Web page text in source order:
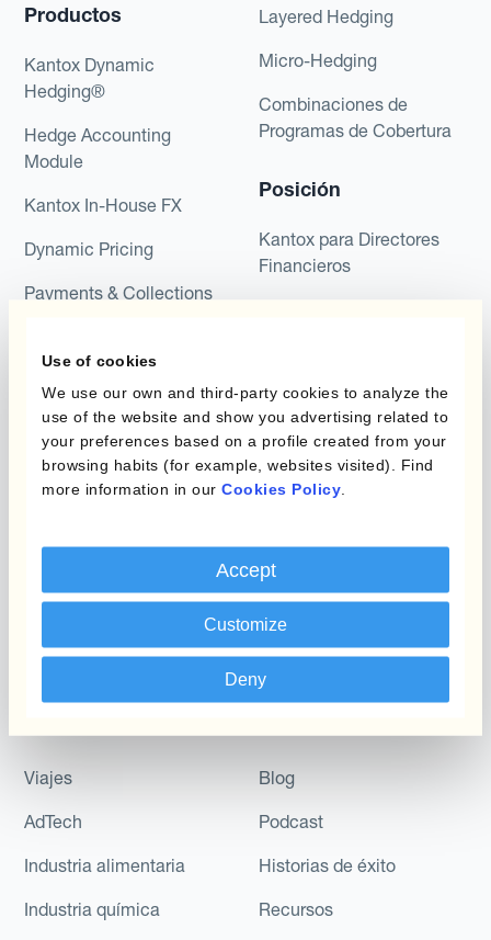
Use of cookies
We use our own and third-party cookies to analyze the
use of the website and show you advertising related to
your preferences based on a profile created from your
browsing habits (for example, websites visited). Find
more information in our Cookies Policy
Accept
Customize
Deny
Productos
Kantox Dynamic
Hedging®
Hedge Accounting
Module
Kantox In-House FX
Dynamic Pricing
Payments & Collections
Casos de uso
Reducir las ganancias y
pérdidas cambiarias
Proteger Los Márgenes
De Beneficio
Proteger El Tipo De
Reduce La Variabilidad
Del Flujo De Caja A Largo
Plazo
Layered Hedging
Micro-Hedging
Combinaciones de
Programas de Cobertura
Posición
Kantox para Directores
Financieros
Kantox for Mid-Sized
Businesses
Viajes
AdTech
Industria alimentaria
Industria química
Blog
Podcast
Historias de éxito
Recursos